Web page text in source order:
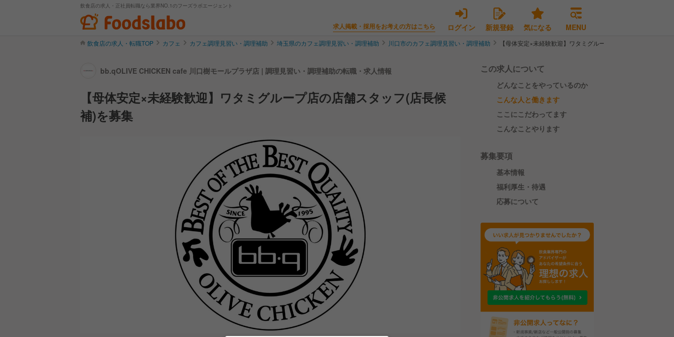
飲食店の求人・正社員転職なら業界NO.1のフーズラボエージェント
求人掲載・採用をお考えの方はこちら ログイン 新規登録 気になる MENU
飲食店の求人・転職TOP カフェ カフェ調理見習い・調理補助 埼玉県のカフェ調理見習い・調理補助 川口市のカフェ調理見習い・調理補助 【母体安定×未経験歓迎】ワタミグループ店の店舗スタッフ(店
bb.qOLIVE CHICKEN cafe 川口樹モールプラザ店 | 調理見習い・調理補助の転職・求人情報
【母体安定×未経験歓迎】ワタミグループ店の店舗スタッフ(店長候
補)を募集
この求人について
どんなことをやっているのか
こんな人と働きます
ここにこだわってます
こんなことやります
募集要項
基本情報
福利厚生・待遇
応募について